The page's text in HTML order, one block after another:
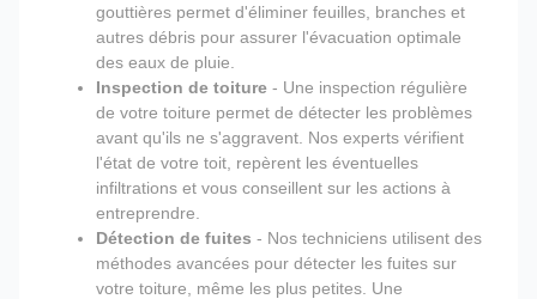
gouttières permet d'éliminer feuilles, branches et
autres débris pour assurer l'évacuation optimale
des eaux de pluie.
Inspection de toiture - Une inspection régulière
de votre toiture permet de détecter les problèmes
avant qu'ils ne s'aggravent. Nos experts vérifient
l'état de votre toit, repèrent les éventuelles
infiltrations et vous conseillent sur les actions à
entreprendre.
Détection de fuites - Nos techniciens utilisent des
méthodes avancées pour détecter les fuites sur
votre toiture, même les plus petites. Une